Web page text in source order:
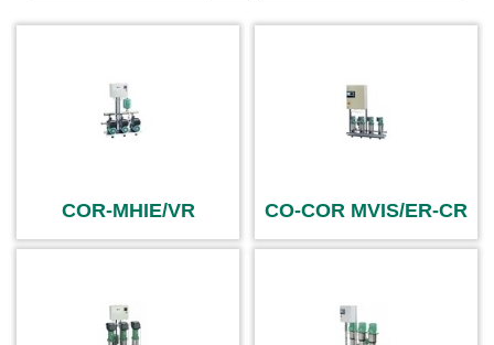
COR-MHIE/VR CO-COR MVIS/ER-CR